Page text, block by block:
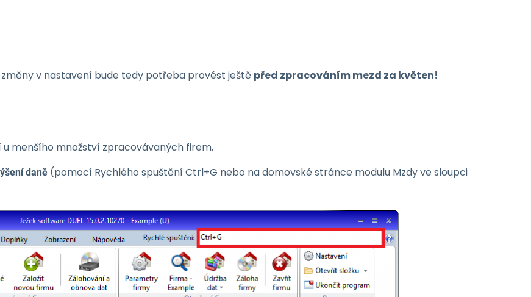
v nastavení bude tedy potřeba provést ještě před zpracováním mezd za květen!
menšího množství zpracovávaných firem.
daně (pomocí Rychlého spuštění Ctrl+G nebo na domovské stránce modulu Mzdy ve sloupci